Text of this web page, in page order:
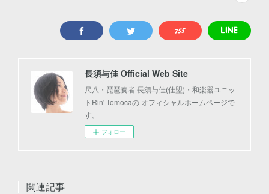
長須与佳 Official Web Site
尺八・琵琶奏者 長須与佳(佳盟)・和楽器ユニッ
トRin' Tomocaの オフィシャルホームページで
す。
フォロー
関連記事